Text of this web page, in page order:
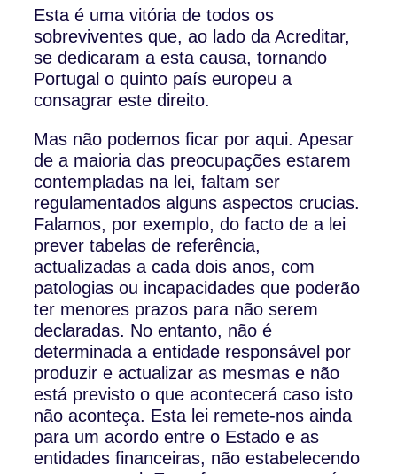
Esta é uma vitória de todos os
sobreviventes que, ao lado da Acreditar,
se dedicaram a esta causa, tornando
Portugal o quinto país europeu a
consagrar este direito.
Mas não podemos ficar por aqui. Apesar
de a maioria das preocupações estarem
contempladas na lei, faltam ser
regulamentados alguns aspectos crucias.
Falamos, por exemplo, do facto de a lei
prever tabelas de referência,
actualizadas a cada dois anos, com
patologias ou incapacidades que poderão
ter menores prazos para não serem
declaradas. No entanto, não é
determinada a entidade responsável por
produzir e actualizar as mesmas e não
está previsto o que acontecerá caso isto
não aconteça. Esta lei remete-nos ainda
para um acordo entre o Estado e as
entidades financeiras, não estabelecendo